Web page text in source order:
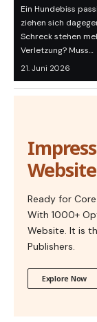
Ein Hundebiss
ziehen sich
Schreck stehen
Verletzung? Muss…
21. Juni 2026
Ready for
With 1000+
Website. It is
Publishers.
Explore Now